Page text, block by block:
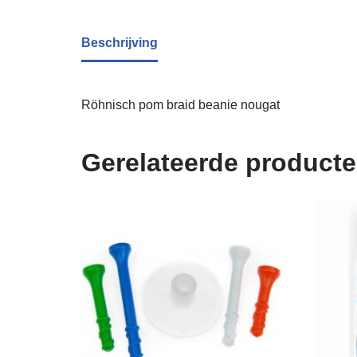
Beschrijving
Röhnisch pom braid beanie nougat
Gerelateerde